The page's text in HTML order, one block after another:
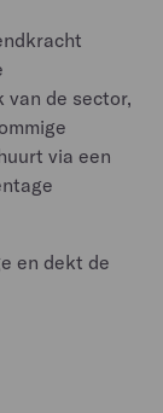
de sector,
via een
en dekt de